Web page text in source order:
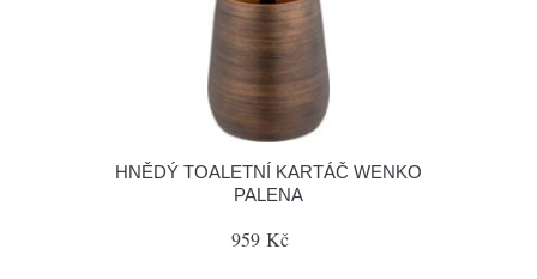
HNĚDÝ TOALETNÍ KARTÁČ WENKO
PALENA
959 Kč